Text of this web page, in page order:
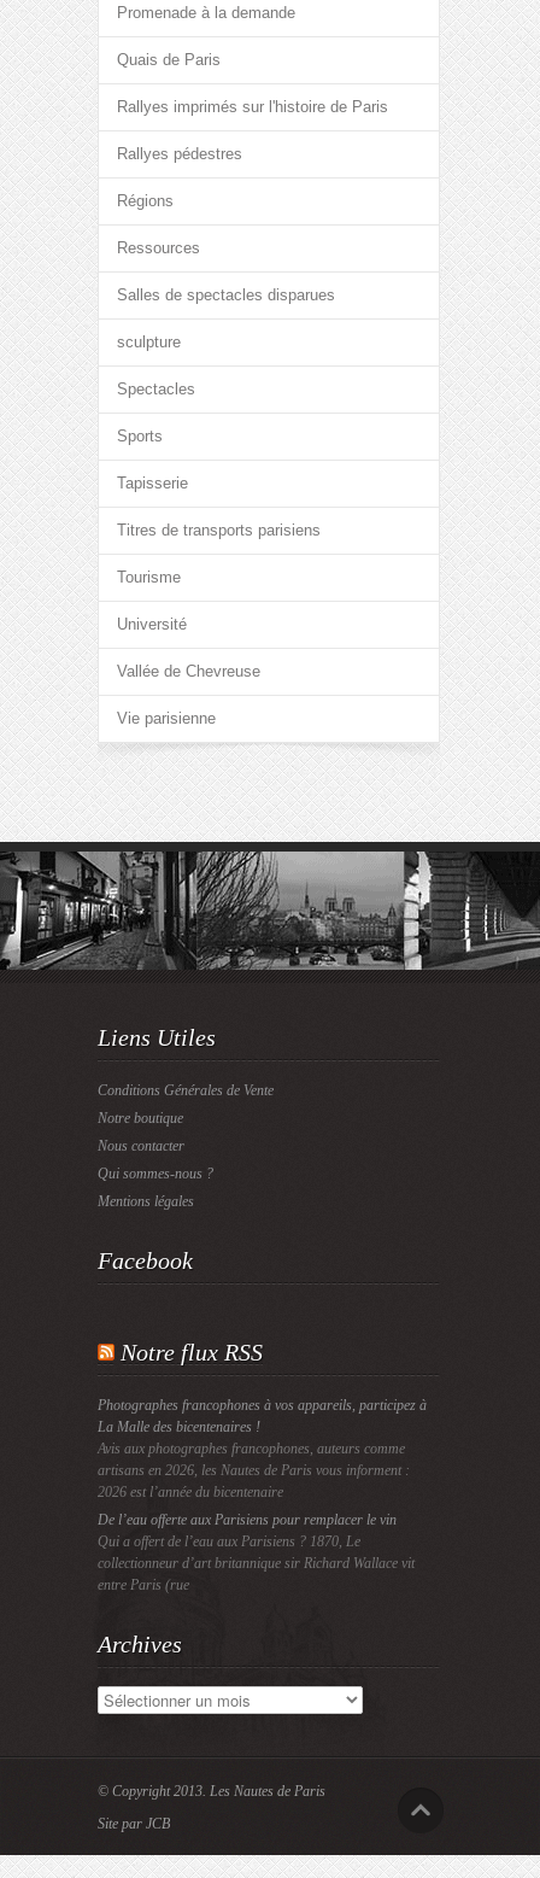
Promenade à la demande
Quais de Paris
Rallyes imprimés sur l'histoire de Paris
Rallyes pédestres
Régions
Ressources
Salles de spectacles disparues
sculpture
Spectacles
Sports
Tapisserie
Titres de transports parisiens
Tourisme
Université
Vallée de Chevreuse
Vie parisienne
Liens Utiles
Conditions Générales de Vente
Notre boutique
Nous contacter
Qui sommes-nous ?
Mentions légales
Facebook
Notre flux RSS
Photographes francophones à vos appareils, participez à
La Malle des bicentenaires !
Avis aux photographes francophones, auteurs comme
artisans en 2026, les Nautes de Paris vous informent :
2026 est l’année du bicentenaire
De l’eau offerte aux Parisiens pour remplacer le vin
Qui a offert de l’eau aux Parisiens ? 1870, Le
collectionneur d’art britannique sir Richard Wallace vit
entre Paris (rue
Archives
Archives
© Copyright 2013. Les Nautes de Paris
Site par JCB